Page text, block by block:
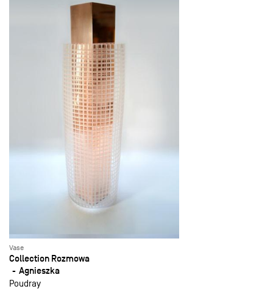
Vase
Collection Rozmowa
Agnieszka
Poudray